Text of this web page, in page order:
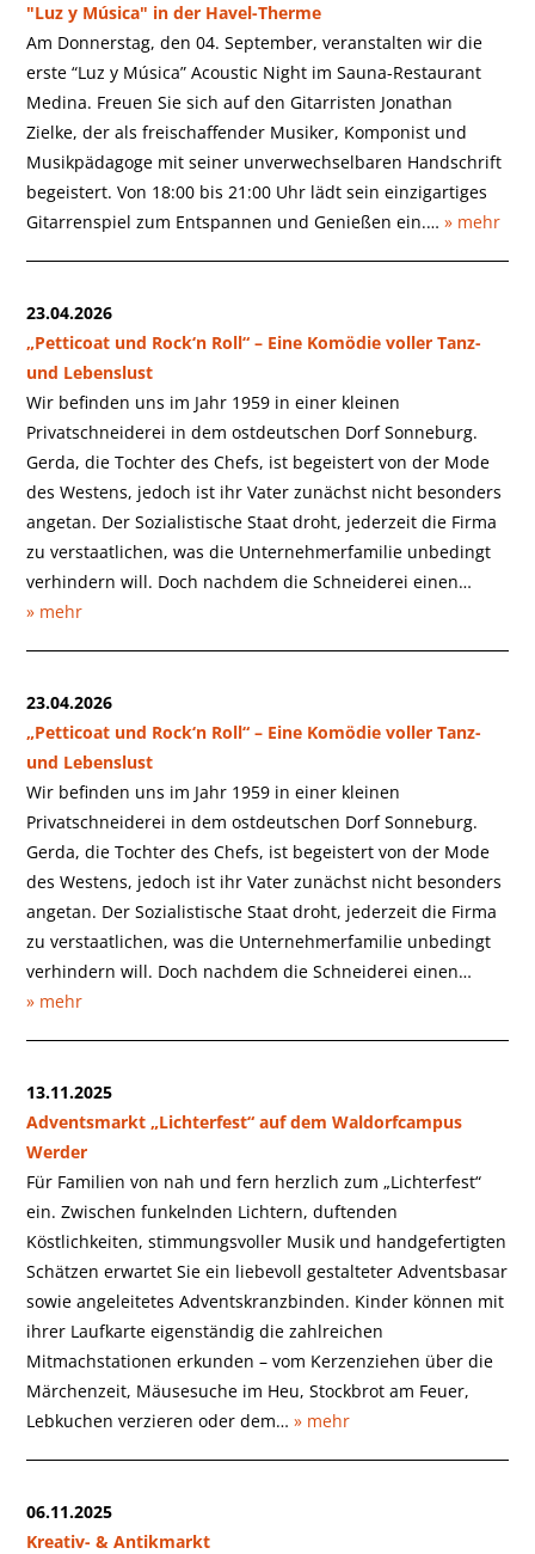
"Luz y Música" in der Havel-Therme
Am Donnerstag, den 04. September, veranstalten wir die
erste “Luz y Música” Acoustic Night im Sauna-Restaurant
Medina. Freuen Sie sich auf den Gitarristen Jonathan
Zielke, der als freischaffender Musiker, Komponist und
Musikpädagoge mit seiner unverwechselbaren Handschrift
begeistert. Von 18:00 bis 21:00 Uhr lädt sein einzigartiges
Gitarrenspiel zum Entspannen und Genießen ein.…» mehr
23.04.2026
„Petticoat und Rock‘n Roll“ – Eine Komödie voller Tanz-
und Lebenslust
Wir befinden uns im Jahr 1959 in einer kleinen
Privatschneiderei in dem ostdeutschen Dorf Sonneburg.
Gerda, die Tochter des Chefs, ist begeistert von der Mode
des Westens, jedoch ist ihr Vater zunächst nicht besonders
angetan. Der Sozialistische Staat droht, jederzeit die Firma
zu verstaatlichen, was die Unternehmerfamilie unbedingt
verhindern will. Doch nachdem die Schneiderei einen…
» mehr
23.04.2026
„Petticoat und Rock‘n Roll“ – Eine Komödie voller Tanz-
und Lebenslust
Wir befinden uns im Jahr 1959 in einer kleinen
Privatschneiderei in dem ostdeutschen Dorf Sonneburg.
Gerda, die Tochter des Chefs, ist begeistert von der Mode
des Westens, jedoch ist ihr Vater zunächst nicht besonders
angetan. Der Sozialistische Staat droht, jederzeit die Firma
zu verstaatlichen, was die Unternehmerfamilie unbedingt
verhindern will. Doch nachdem die Schneiderei einen…
» mehr
13.11.2025
Adventsmarkt „Lichterfest“ auf dem Waldorfcampus
Werder
Für Familien von nah und fern herzlich zum „Lichterfest“
ein. Zwischen funkelnden Lichtern, duftenden
Köstlichkeiten, stimmungsvoller Musik und handgefertigten
Schätzen erwartet Sie ein liebevoll gestalteter Adventsbasar
sowie angeleitetes Adventskranzbinden. Kinder können mit
ihrer Laufkarte eigenständig die zahlreichen
Mitmachstationen erkunden – vom Kerzenziehen über die
Märchenzeit, Mäusesuche im Heu, Stockbrot am Feuer,
Lebkuchen verzieren oder dem…» mehr
06.11.2025
Kreativ- & Antikmarkt